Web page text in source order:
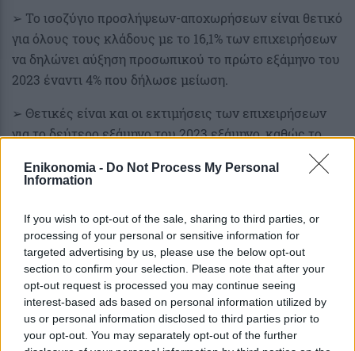
Enikonomia - Do Not Process My Personal
Information
If you wish to opt-out of the sale, sharing to third parties, or
processing of your personal or sensitive information for
targeted advertising by us, please use the below opt-out
section to confirm your selection. Please note that after your
opt-out request is processed you may continue seeing
interest-based ads based on personal information utilized by
us or personal information disclosed to third parties prior to
your opt-out. You may separately opt-out of the further
➢ Το ισοζύγιο προσλήψεων-αποχωρήσεων είναι θετικό
για όλους τους κλάδους με το 16,1% των επιχειρήσεων
να δηλώνει αύξηση προσωπικού το πρώτο εξάμηνο του
2023 έναντι 4% που δήλωσε μείωση.
➢ Θετικές είναι και οι εκτιμήσεις των επιχειρήσεων
για το δεύτερο εξάμηνο του 2023 εξάμηνο, καθώς το
7,4% δήλωσε ότι θα αυξήσει το προσωπικό του έναντι
4,7% που θα το μειώσει.
➢ Περίπου 1 στις 3 μικρές και πολύ μικρές
επιχειρήσεις (32,1%) πραγματοποίησε κάποια μορφής
επένδυση κατά το πρώτο εξάμηνο του 2023.
➢ Το 19,1% πραγματοποίησε επενδύσεις σε
τεχνολογικό εξοπλισμό και ψηφιακές τεχνολογίες, το